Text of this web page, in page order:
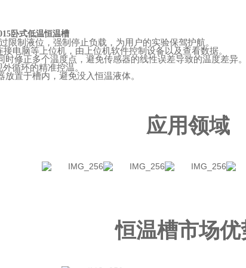
卧式低温恒温槽
限制液位，强制停止负载，为用户的实验保驾护航。
接电脑等上位机，由上位机软件控制设备以及查看数据。
时修正多个温度点，避免传感器的线性误差导致的温度差异。
循环的精准控温。
放置于槽内，避免没入恒温液体。
应用领域
恒温槽市场优